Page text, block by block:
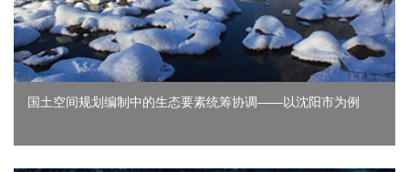
国土空间规划编制中的生态要素统筹协调——以沈阳市为例